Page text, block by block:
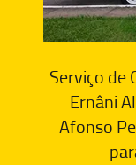
Serviço de
Ernâni
Afonso